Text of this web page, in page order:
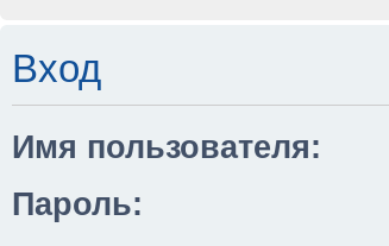
Вход
Имя пользователя:
Пароль: